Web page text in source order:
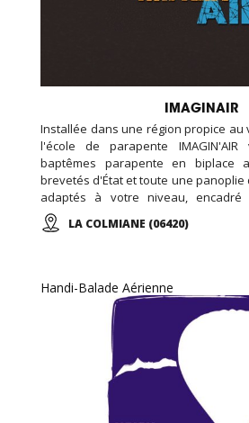
IMAGINAIR
Installée dans une région propice au
l'école de parapente
baptêmes parapente en biplace
brevetés d'État et toute une
adaptés à votre niveau,
diplômés et à votre écoute. De la
Cap Martin, en passant par l'Italie,
LA COLMIANE (06420)
Handi-Balade Aérienne